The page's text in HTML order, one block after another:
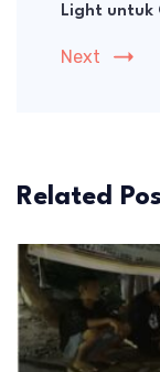
Light untuk
Next
Related